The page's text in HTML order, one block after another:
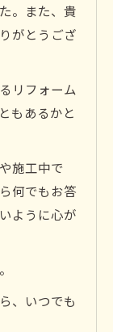
。また、貴
がとうござ
リフォーム
もあるかと
施工中で
何でもお答
ように心が
、いつでも